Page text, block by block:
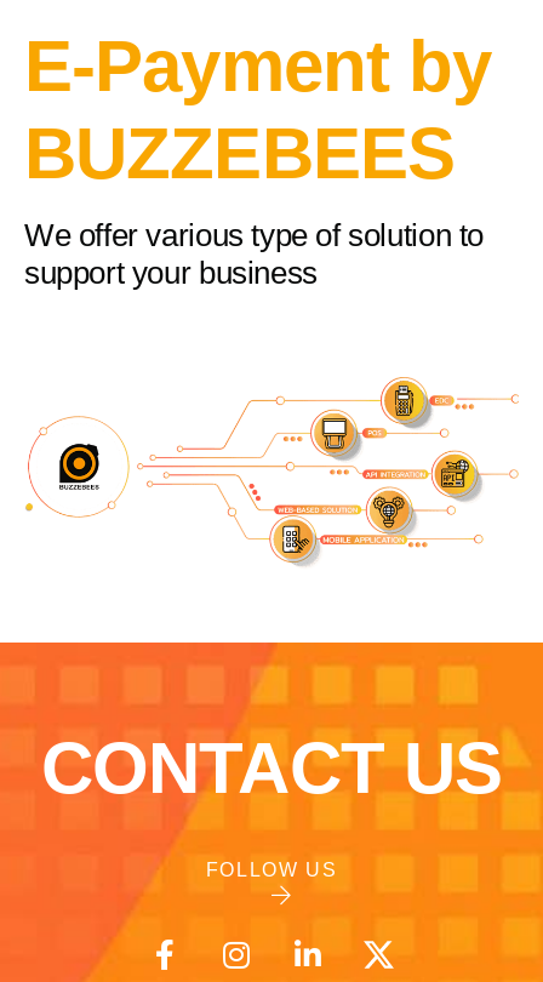
E-Payment by
BUZZEBEES
We offer various type of solution to
support your business
CONTACT US
FOLLOW US